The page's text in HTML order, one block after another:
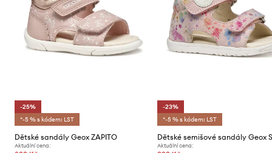
-25%
*-5 % s kódem: LST
Dětské sandály Geox ZAPITO
Aktuální cena:
-23%
*-5 % s kódem: LST
Aktuální cena: